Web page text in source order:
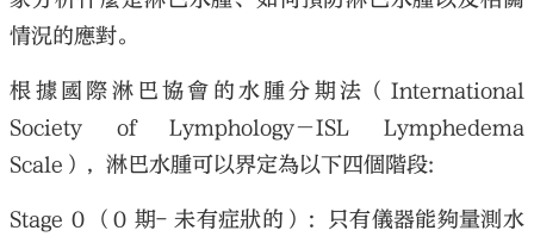
情況的應對。
根據國際淋巴協會的水腫分期法（International
Society of Lymphology－ISL Lymphedema
Scale），淋巴水腫可以界定為以下四個階段:
Stage 0 （0 期- 未有症狀的）：只有儀器能夠量測水